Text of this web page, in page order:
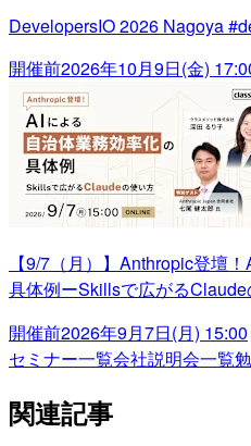
DevelopersIO 2026 Nagoya
開催前2026年10月9日(金)
【9/7（月）】Anthropic登壇
具体例ーSkillsで広がる
開催前2026年9月7日(月) 15:00
セミナー一覧会社説明会一覧
関連記事